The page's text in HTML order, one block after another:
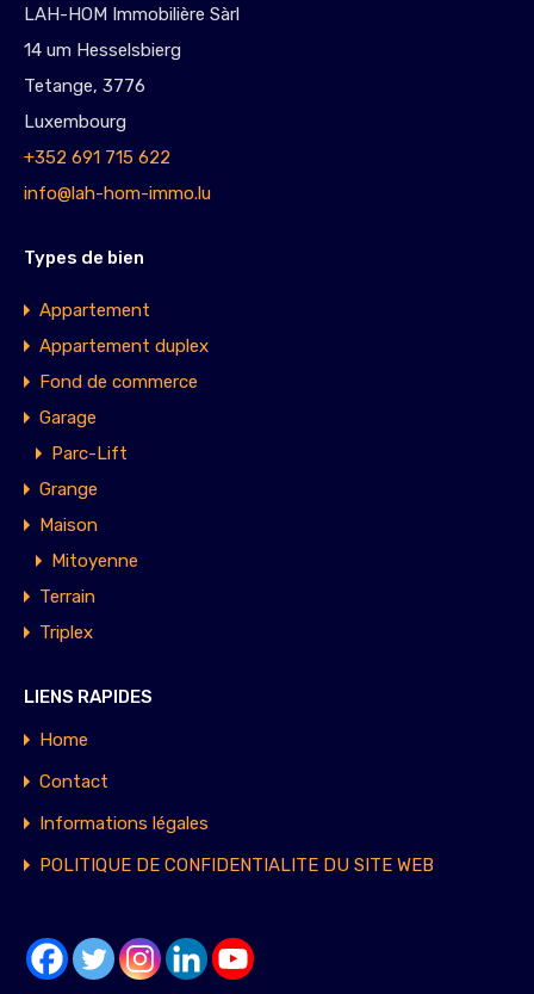
LAH-HOM Immobilière Sàrl
14 um Hesselsbierg
Tetange, 3776
Luxembourg
+352 691 715 622
info@lah-hom-immo.lu
Types de bien
Appartement
Appartement duplex
Fond de commerce
Garage
Parc-Lift
Grange
Maison
Mitoyenne
Terrain
Triplex
LIENS RAPIDES
Home
Contact
Informations légales
POLITIQUE DE CONFIDENTIALITE DU SITE WEB